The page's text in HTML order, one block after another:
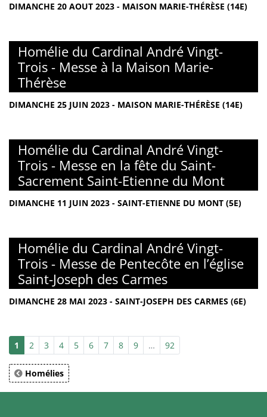
DIMANCHE 20 AOUT 2023 - MAISON MARIE-THÉRÈSE (14E)
Homélie du Cardinal André Vingt-
Trois - Messe à la Maison Marie-
Thérèse
DIMANCHE 25 JUIN 2023 - MAISON MARIE-THÉRÈSE (14E)
Homélie du Cardinal André Vingt-
Trois - Messe en la fête du Saint-
Sacrement Saint-Etienne du Mont
DIMANCHE 11 JUIN 2023 - SAINT-ETIENNE DU MONT (5E)
Homélie du Cardinal André Vingt-
Trois - Messe de Pentecôte en l’église
Saint-Joseph des Carmes
DIMANCHE 28 MAI 2023 - SAINT-JOSEPH DES CARMES (6E)
1 2 3 4 5 6 7 8 9 … 92
Homélies